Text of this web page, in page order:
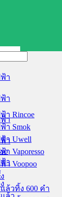
า
า
า
า
า
า Rincoe
า Smok
า Uwell
Vaporesso
า Voopoo
ล้วทิ้ง 600 คำ